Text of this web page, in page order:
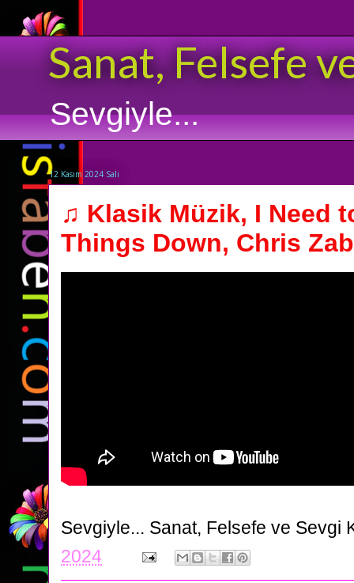
Sanat, Felsefe
Sevgiyle...
12 Kasım 2024 Salı
♫ Klasik Müzik, I Need
Things Down, Chris
Sevgiyle... Sanat, Felsefe ve Sevgi
2024